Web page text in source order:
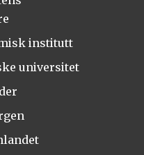
institutt
universitet